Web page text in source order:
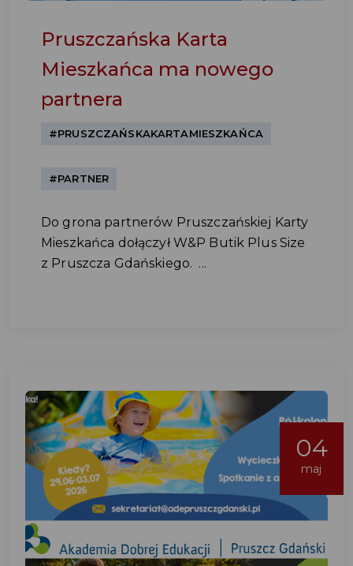
Pruszczańska Karta
Mieszkańca ma nowego
partnera
#PRUSZCZAŃSKAKARTAMIESZKAŃCA
#PARTNER
Do grona partnerów Pruszczańskiej Karty
Mieszkańca dołączył W&P Butik Plus Size
z Pruszcza Gdańskiego. ...
04
maj